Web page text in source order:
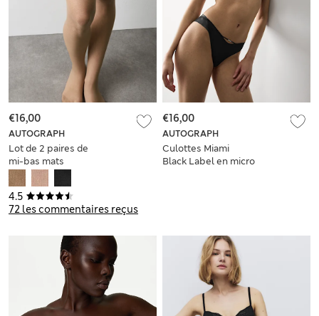
4.5
72 les commentaires reçus
AUTOGRAPH
Lot de 2 paires de
mi-bas mats
indémaillables 10
deniers
€16,00
AUTOGRAPH
Culottes Miami
Black Label en micro
€16,00